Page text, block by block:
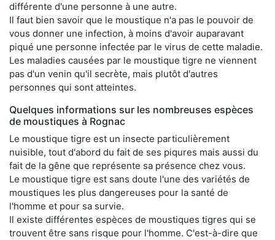
différente d'une personne à une autre.
Il faut bien savoir que le moustique n'a pas le pouvoir de
vous donner une infection, à moins d'avoir auparavant
piqué une personne infectée par le virus de cette maladie.
Les maladies causées par le moustique tigre ne viennent
pas d'un venin qu'il secrète, mais plutôt d'autres
personnes qui sont atteintes.
Quelques informations sur les nombreuses espèces
de moustiques à Rognac
Le moustique tigre est un insecte particulièrement
nuisible, tout d'abord du fait de ses piqures mais aussi du
fait de la gêne que représente sa présence chez vous.
Le moustique tigre est sans doute l'une des variétés de
moustiques les plus dangereuses pour la santé de
l'homme et pour sa survie.
Il existe différentes espèces de moustiques tigres qui se
trouvent être sans risque pour l'homme. C'est-à-dire que